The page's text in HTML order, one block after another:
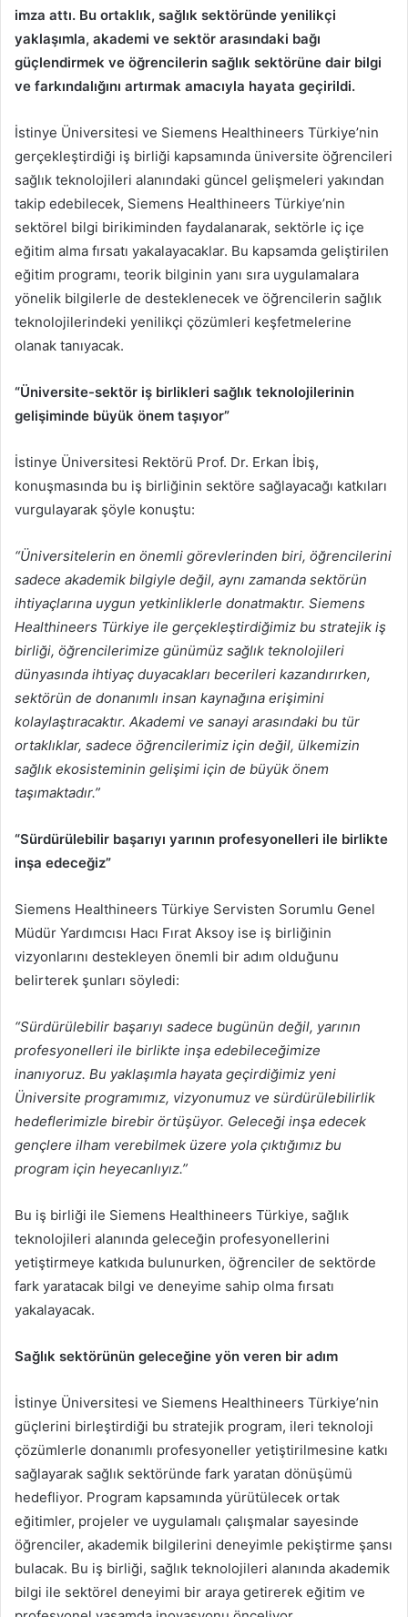
imza attı. Bu ortaklık, sağlık sektöründe yenilikçi
yaklaşımla, akademi ve sektör arasındaki bağı
güçlendirmek ve öğrencilerin sağlık sektörüne dair bilgi
ve farkındalığını artırmak amacıyla hayata geçirildi.
İstinye Üniversitesi ve Siemens Healthineers Türkiye’nin
gerçekleştirdiği iş birliği kapsamında üniversite öğrencileri
sağlık teknolojileri alanındaki güncel gelişmeleri yakından
takip edebilecek, Siemens Healthineers Türkiye’nin
sektörel bilgi birikiminden faydalanarak, sektörle iç içe
eğitim alma fırsatı yakalayacaklar. Bu kapsamda geliştirilen
eğitim programı, teorik bilginin yanı sıra uygulamalara
yönelik bilgilerle de desteklenecek ve öğrencilerin sağlık
teknolojilerindeki yenilikçi çözümleri keşfetmelerine
olanak tanıyacak.
“Üniversite-sektör iş birlikleri sağlık teknolojilerinin
gelişiminde büyük önem taşıyor”
İstinye Üniversitesi Rektörü Prof. Dr. Erkan İbiş,
konuşmasında bu iş birliğinin sektöre sağlayacağı katkıları
vurgulayarak şöyle konuştu:
“Üniversitelerin en önemli görevlerinden biri, öğrencilerini
sadece akademik bilgiyle değil, aynı zamanda sektörün
ihtiyaçlarına uygun yetkinliklerle donatmaktır. Siemens
Healthineers Türkiye ile gerçekleştirdiğimiz bu stratejik iş
birliği, öğrencilerimize günümüz sağlık teknolojileri
dünyasında ihtiyaç duyacakları becerileri kazandırırken,
sektörün de donanımlı insan kaynağına erişimini
kolaylaştıracaktır. Akademi ve sanayi arasındaki bu tür
ortaklıklar, sadece öğrencilerimiz için değil, ülkemizin
sağlık ekosisteminin gelişimi için de büyük önem
taşımaktadır.”
“Sürdürülebilir başarıyı yarının profesyonelleri ile birlikte
inşa edeceğiz”
Siemens Healthineers Türkiye Servisten Sorumlu Genel
Müdür Yardımcısı Hacı Fırat Aksoy ise iş birliğinin
vizyonlarını destekleyen önemli bir adım olduğunu
belirterek şunları söyledi:
“Sürdürülebilir başarıyı sadece bugünün değil, yarının
profesyonelleri ile birlikte inşa edebileceğimize
inanıyoruz. Bu yaklaşımla hayata geçirdiğimiz yeni
Üniversite programımız, vizyonumuz ve sürdürülebilirlik
hedeflerimizle birebir örtüşüyor. Geleceği inşa edecek
gençlere ilham verebilmek üzere yola çıktığımız bu
program için heyecanlıyız.”
Bu iş birliği ile Siemens Healthineers Türkiye, sağlık
teknolojileri alanında geleceğin profesyonellerini
yetiştirmeye katkıda bulunurken, öğrenciler de sektörde
fark yaratacak bilgi ve deneyime sahip olma fırsatı
yakalayacak.
Sağlık sektörünün geleceğine yön veren bir adım
İstinye Üniversitesi ve Siemens Healthineers Türkiye’nin
güçlerini birleştirdiği bu stratejik program, ileri teknoloji
çözümlerle donanımlı profesyoneller yetiştirilmesine katkı
sağlayarak sağlık sektöründe fark yaratan dönüşümü
hedefliyor. Program kapsamında yürütülecek ortak
eğitimler, projeler ve uygulamalı çalışmalar sayesinde
öğrenciler, akademik bilgilerini deneyimle pekiştirme şansı
bulacak. Bu iş birliği, sağlık teknolojileri alanında akademik
bilgi ile sektörel deneyimi bir araya getirerek eğitim ve